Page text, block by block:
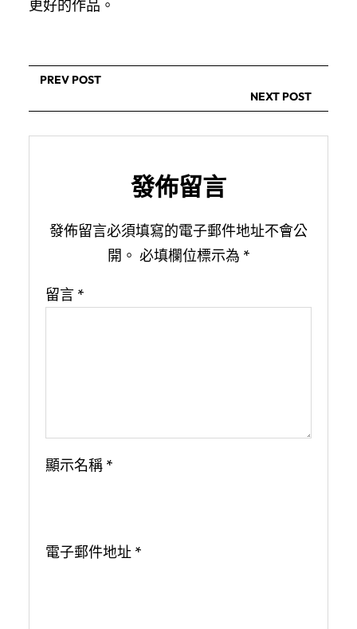
更好的作品。
PREV POST
NEXT POST
發佈留言
發佈留言必須填寫的電子郵件地址不會公
開。 必填欄位標示為 *
留言 *
顯示名稱 *
電子郵件地址 *